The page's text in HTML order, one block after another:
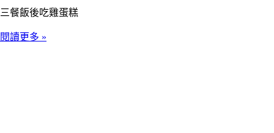
三餐飯後吃雞蛋糕
閱讀更多 »